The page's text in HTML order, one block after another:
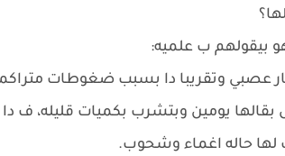
بيقولهم ب علميه:
عصبي وتقريبا دا بسبب ضغوطات
بقالها يومين وبتشرب بكميات قليله،
لها حاله اغماء وشحوب.